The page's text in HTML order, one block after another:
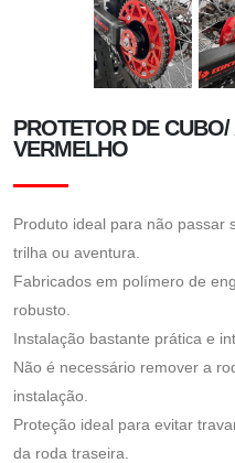
PROTETOR DE
VERMELHO
Produto ideal para não passar
trilha ou aventura.
Fabricados em polímero de
robusto.
Instalação bastante prática e
Não é necessário remover a
instalação.
Proteção ideal para evitar
da roda traseira.